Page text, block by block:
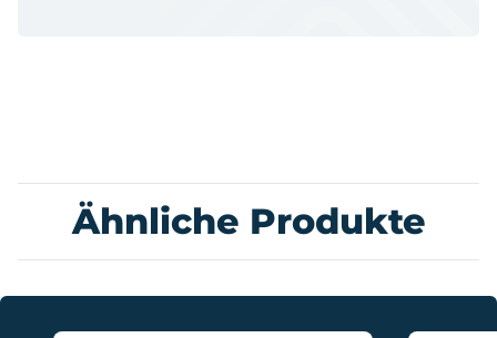
Ähnliche Produkte